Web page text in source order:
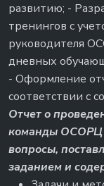
развитию; -
тренингов с
руководителя
дневных
- Оформление
соответствии с
Отчет о
команды ОСОРЦ
вопросы,
заданием и